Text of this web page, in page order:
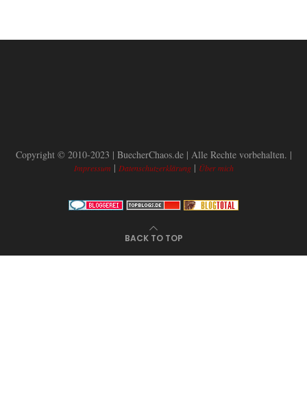
Copyright © 2010-2023 | BuecherChaos.de | Alle Rechte vorbehalten. |
Impressum | Datenschutzerklärung| Über mich
BACK TO TOP